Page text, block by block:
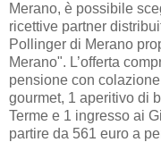
Merano, è possibile
ricettive partner
Pollinger di Merano
Merano". L’offerta
pensione con
gourmet, 1 aperitivo di
Terme e 1 ingresso ai
partire da 561 euro a